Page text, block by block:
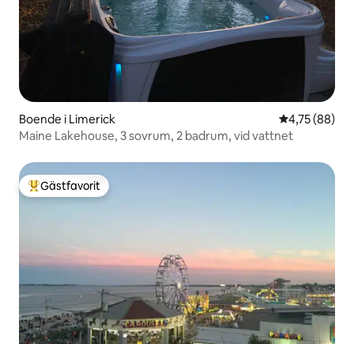
Boende i Limerick 4,75 av 5 i
4,75 (88)
Maine Lakehouse, 3 sovrum, 2 badrum, vid vattnet
Populär gästfavorit
Gästfavorit